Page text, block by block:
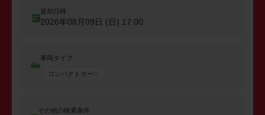
返却日時
2026年08月09日 (日) 17:00
車両タイプ
コンパクトカー
その他の検索条件